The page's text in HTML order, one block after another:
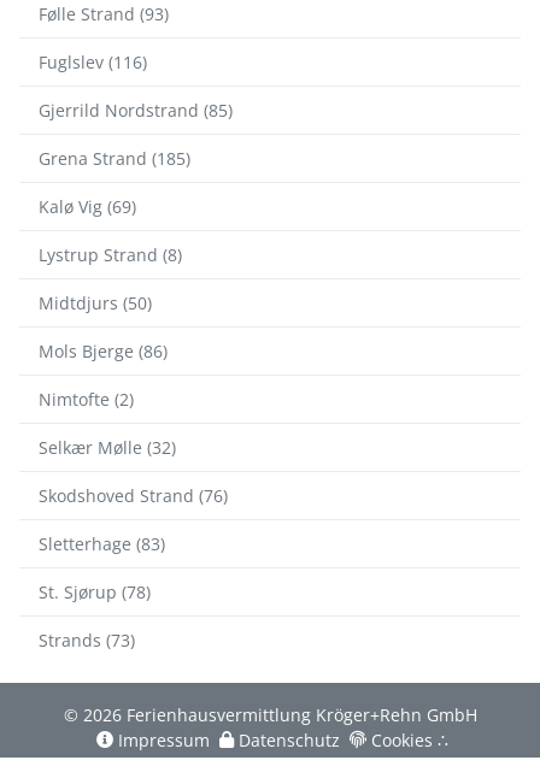
Følle Strand (93)
Fuglslev (116)
Gjerrild Nordstrand (85)
Grena Strand (185)
Kalø Vig (69)
Lystrup Strand (8)
Midtdjurs (50)
Mols Bjerge (86)
Nimtofte (2)
Selkær Mølle (32)
Skodshoved Strand (76)
Sletterhage (83)
St. Sjørup (78)
Strands (73)
© 2026 Ferienhausvermittlung Kröger+Rehn GmbH
Impressum
Datenschutz Cookies ∴